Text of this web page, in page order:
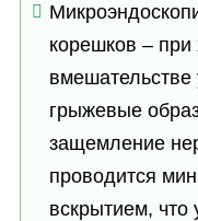
корешков – при
грыжевые
защемление
проводится
вскрытием, что